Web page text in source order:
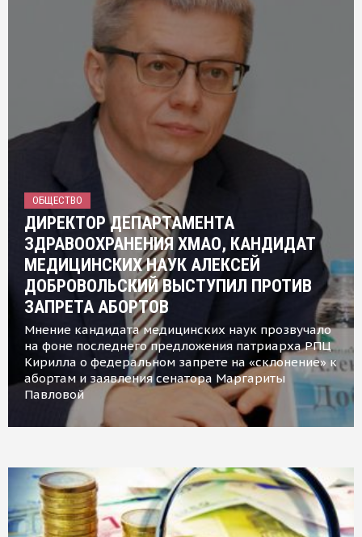
ОБЩЕСТВО
ДИРЕКТОР ДЕПАРТАМЕНТА
ЗДРАВООХРАНЕНИЯ ХМАО, КАНДИДАТ
МЕДИЦИНСКИХ НАУК АЛЕКСЕЙ
ДОБРОВОЛЬСКИЙ ВЫСТУПИЛ ПРОТИВ
ЗАПРЕТА АБОРТОВ
Мнение кандидата медицинских наук прозвучало
на фоне последнего предложения патриарха РПЦ
Кирилла о федеральном запрете на «склонение» к
абортам и заявления сенатора Маргариты
Павловой